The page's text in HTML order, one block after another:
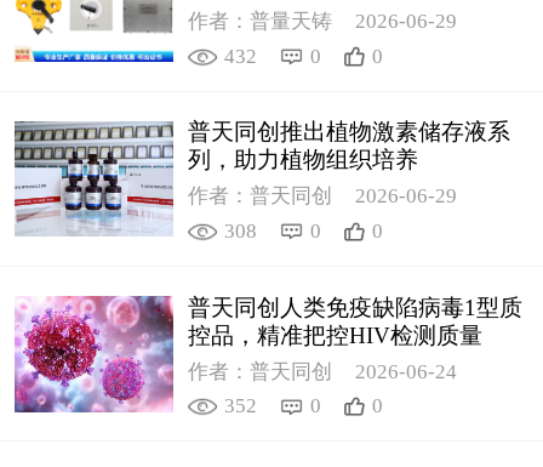
作者：普量天铸
2026-06-29
432
0 0
普天同创推出植物激素储存液系
列，助力植物组织培养
作者：普天同创
2026-06-29
308
0 0
普天同创人类免疫缺陷病毒1型质
控品，精准把控HIV检测质量
作者：普天同创
2026-06-24
352
0 0